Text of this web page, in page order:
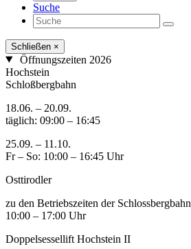
Suche
Schließen ×
Öffnungszeiten 2026
Hochstein
Schloßbergbahn
18.06. – 20.09.
täglich: 09:00 – 16:45
25.09. – 11.10.
Fr – So: 10:00 – 16:45 Uhr
Osttirodler
zu den Betriebszeiten der Schlossbergbahn
10:00 – 17:00 Uhr
Doppelsessellift Hochstein II